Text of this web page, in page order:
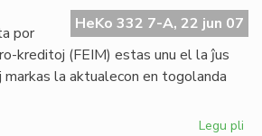
HeKo 332 7-A, 22 jun 07
por
kreditoj (FEIM) estas unu el la ĵus
markas la aktualecon en togolanda
Legu pli